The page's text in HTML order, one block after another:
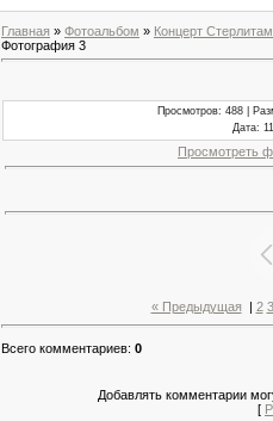
Главная » Фотоальбом » Концерт
Фотография 3
Просмотров: 488 |
Дата:
Просмотреть
« Предыдущая 2 3
Всего комментариев: 0
Добавлять комментарии
[